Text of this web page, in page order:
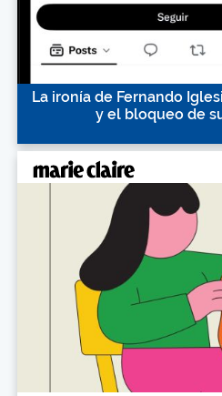
La ironía de Fernando
y el bloqueo de